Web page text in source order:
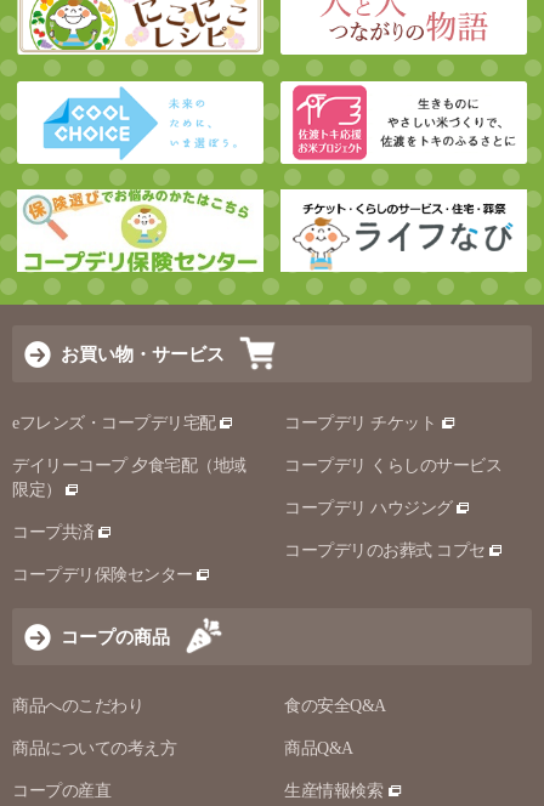
お買い物・サービス
eフレンズ・コープデリ宅配
デイリーコープ 夕食宅配（地域
限定）
コープ共済
コープデリ保険センター
コープデリ チケット
コープデリ くらしのサービス
コープデリ ハウジング
コープデリのお葬式 コプセ
コープの商品
商品へのこだわり
商品についての考え方
コープの産直
食の安全Q&A
商品Q&A
生産情報検索